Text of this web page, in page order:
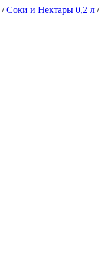
/Соки и Нектары 0,2 л /